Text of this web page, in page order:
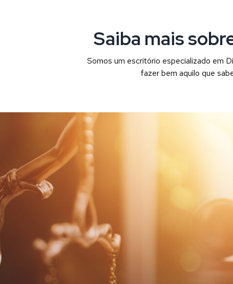
Saiba mais
Somos um escritório especializado em
fazer bem aquilo que